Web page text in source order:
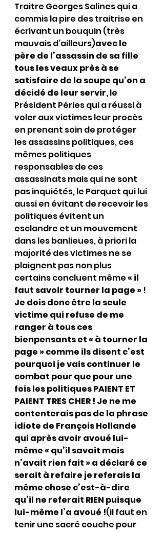
Traitre Georges Salines qui a
commis la pire des traitrise en
écrivant un bouquin (très
mauvais d’ailleurs)avec le
père de l’assassin de sa fille
tous les veaux près à se
satisfaire de la soupe qu’on a
décidé de leur servir, le
Président Péries qui a réussi à
voler aux victimes leur procès
en prenant soin de protéger
les assassins politiques, ces
mêmes politiques
responsables de ces
assassinats mais qui ne sont
pas inquiétés, le Parquet qui lui
aussi en évitant de recevoir les
politiques évitent un
esclandre et un mouvement
dans les banlieues, à priori la
majorité des victimes ne se
plaignent pas non plus
certains concluent même « il
faut savoir tourner la page » !
Je dois donc être la seule
victime qui refuse de me
ranger à tous ces
bienpensants et « à tourner la
page » comme ils disent c’est
pourquoi je vais continuer le
combat pour que pour une
fois les politiques PAIENT ET
PAIENT TRES CHER ! Je ne me
contenterais pas de la phrase
idiote de François Hollande
qui après avoir avoué lui-
même « qu’il savait mais
n’avait rien fait » a déclaré ce
serait à refaire je referais la
même chose c’est-à-dire
qu’il ne referait RIEN puisque
lui-même l’a avoué !(il faut en
tenir une sacré couche pour